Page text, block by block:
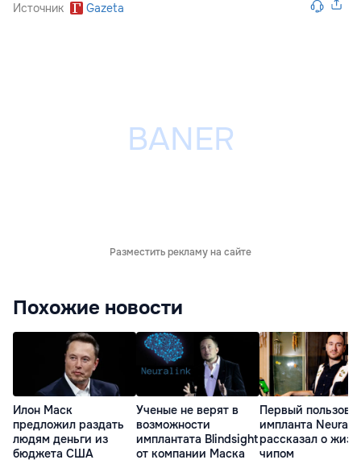
Источник Gazeta
Разместить рекламу на сайте
Похожие новости
Илон Маск
предложил раздать
людям деньги из
бюджета США
Ученые не верят в
возможности
имплантата Blindsight
от компании Маска
Первый
импланта
рассказал о
чипом